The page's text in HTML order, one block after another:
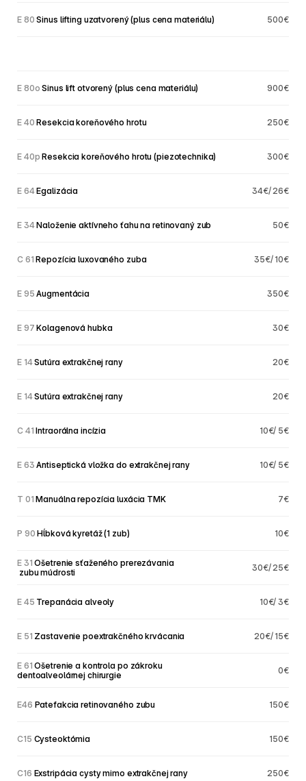
E 80 Sinus lifting uzatvorený (plus cena materiálu) 500€
E 80o Sinus lift otvorený (plus cena materiálu) 900€
E 40 Resekcia koreňového hrotu 250€
E 40p Resekcia koreňového hrotu (piezotechnika) 300€
E 64 Egalizácia 34€/ 26€
E 34 Naloženie aktívneho ťahu na retinovaný zub 50€
C 61 Repozícia luxovaného zuba 35€/ 10€
E 95 Augmentácia 350€
E 97 Kolagenová hubka 30€
E 14 Sutúra extrakčnej rany 20€
E 14 Sutúra extrakčnej rany 20€
C 41 Intraorálna incízia 10€/ 5€
E 63 Antiseptická vložka do extrakčnej rany 10€/ 5€
T 01 Manuálna repozícia luxácia TMK 7€
P 90 Hĺbková kyretáž (1 zub) 10€
E 31 Ošetrenie sťaženého prerezávania
zubu múdrosti
30€/ 25€
E 45 Trepanácia alveoly 10€/ 3€
E 51 Zastavenie poextrakčného krvácania 20€/ 15€
E 61 Ošetrenie a kontrola po zákroku
dentoalveolárnej chirurgie
0€
E46 Patefakcia retinovaného zubu 150€
C15 Cysteoktómia 150€
C16 Exstripácia cysty mimo extrakčnej rany 250€